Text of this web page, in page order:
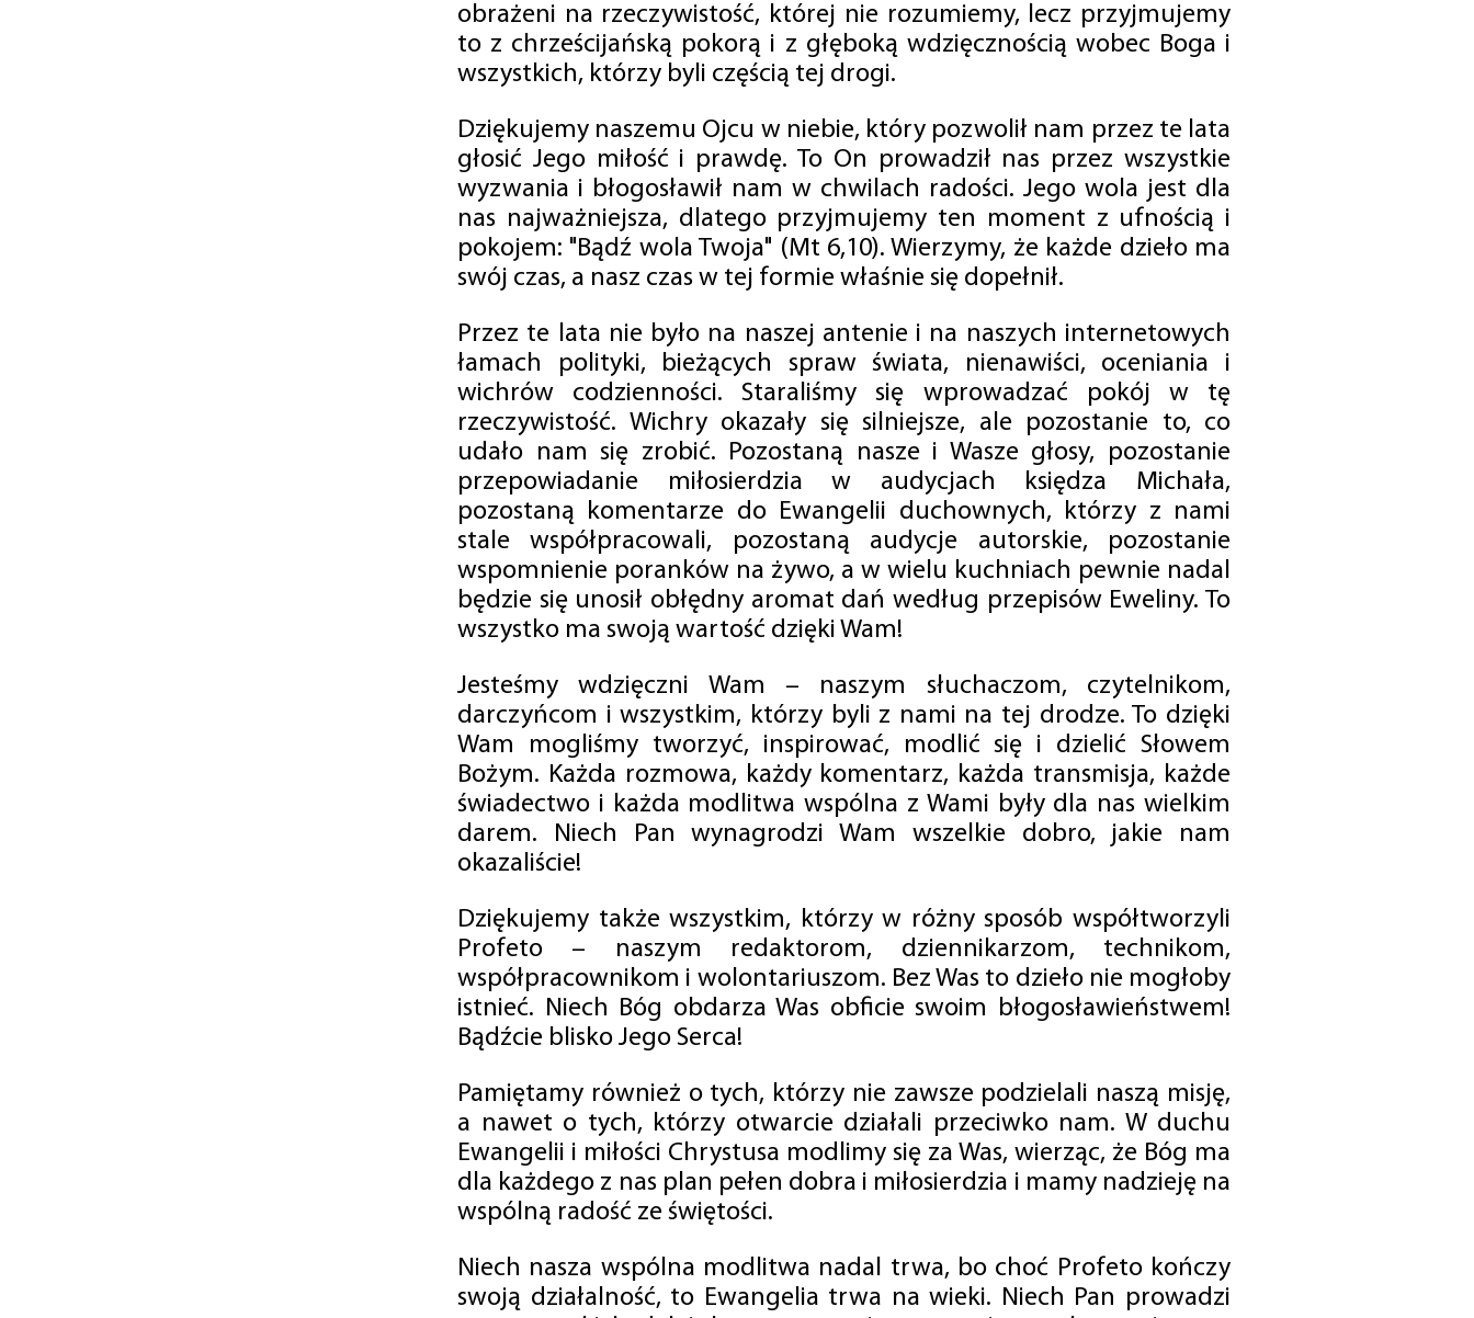
obrażeni na rzeczywistość, której nie rozumiemy, lecz przyjmujemy
to z chrześcijańską pokorą i z głęboką wdzięcznością wobec Boga i
wszystkich, którzy byli częścią tej drogi.
Dziękujemy naszemu Ojcu w niebie, który pozwolił nam przez te lata
głosić Jego miłość i prawdę. To On prowadził nas przez wszystkie
wyzwania i błogosławił nam w chwilach radości. Jego wola jest dla
nas najważniejsza, dlatego przyjmujemy ten moment z ufnością i
pokojem: "Bądź wola Twoja" (Mt 6,10). Wierzymy, że każde dzieło ma
swój czas, a nasz czas w tej formie właśnie się dopełnił.
Przez te lata nie było na naszej antenie i na naszych internetowych
łamach polityki, bieżących spraw świata, nienawiści, oceniania i
wichrów codzienności. Staraliśmy się wprowadzać pokój w tę
rzeczywistość. Wichry okazały się silniejsze, ale pozostanie to, co
udało nam się zrobić. Pozostaną nasze i Wasze głosy, pozostanie
przepowiadanie miłosierdzia w audycjach księdza Michała,
pozostaną komentarze do Ewangelii duchownych, którzy z nami
stale współpracowali, pozostaną audycje autorskie, pozostanie
wspomnienie poranków na żywo, a w wielu kuchniach pewnie nadal
będzie się unosił obłędny aromat dań według przepisów Eweliny. To
wszystko ma swoją wartość dzięki Wam!
Jesteśmy wdzięczni Wam – naszym słuchaczom, czytelnikom,
darczyńcom i wszystkim, którzy byli z nami na tej drodze. To dzięki
Wam mogliśmy tworzyć, inspirować, modlić się i dzielić Słowem
Bożym. Każda rozmowa, każdy komentarz, każda transmisja, każde
świadectwo i każda modlitwa wspólna z Wami były dla nas wielkim
darem. Niech Pan wynagrodzi Wam wszelkie dobro, jakie nam
okazaliście!
Dziękujemy także wszystkim, którzy w różny sposób współtworzyli
Profeto – naszym redaktorom, dziennikarzom, technikom,
współpracownikom i wolontariuszom. Bez Was to dzieło nie mogłoby
istnieć. Niech Bóg obdarza Was obficie swoim błogosławieństwem!
Bądźcie blisko Jego Serca!
Pamiętamy również o tych, którzy nie zawsze podzielali naszą misję,
a nawet o tych, którzy otwarcie działali przeciwko nam. W duchu
Ewangelii i miłości Chrystusa modlimy się za Was, wierząc, że Bóg ma
dla każdego z nas plan pełen dobra i miłosierdzia i mamy nadzieję na
wspólną radość ze świętości.
Niech nasza wspólna modlitwa nadal trwa, bo choć Profeto kończy
swoją działalność, to Ewangelia trwa na wieki. Niech Pan prowadzi